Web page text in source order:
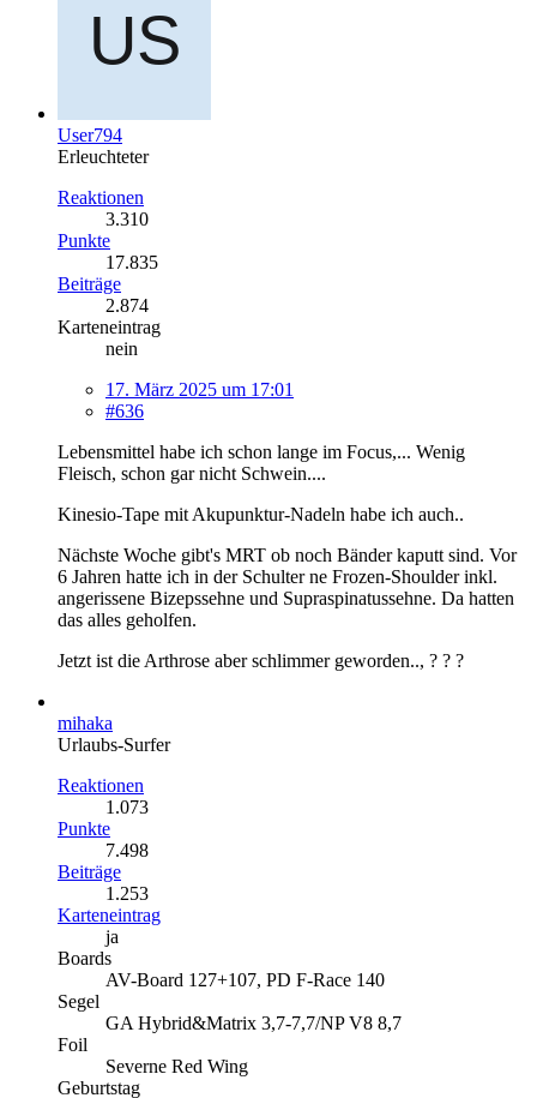
User794
Erleuchteter
Reaktionen
3.310
Punkte
17.835
Beiträge
2.874
Karteneintrag
nein
17. März 2025 um 17:01
#636
Lebensmittel habe ich schon lange im Focus,... Wenig
Fleisch, schon gar nicht Schwein....
Kinesio-Tape mit Akupunktur-Nadeln habe ich auch..
Nächste Woche gibt's MRT ob noch Bänder kaputt sind. Vor
6 Jahren hatte ich in der Schulter ne Frozen-Shoulder inkl.
angerissene Bizepssehne und Supraspinatussehne. Da hatten
das alles geholfen.
Jetzt ist die Arthrose aber schlimmer geworden.., ? ? ?
mihaka
Urlaubs-Surfer
Reaktionen
1.073
Punkte
7.498
Beiträge
1.253
Karteneintrag
ja
Boards
AV-Board 127+107, PD F-Race 140
Segel
GA Hybrid&Matrix 3,7-7,7/NP V8 8,7
Foil
Severne Red Wing
Geburtstag